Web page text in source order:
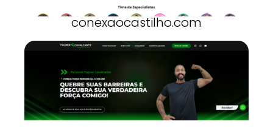
conexaocastilho.com